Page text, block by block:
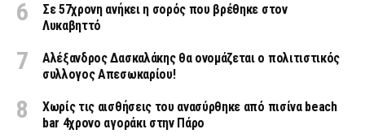
Σε 57χρονη ανήκει η σορός που βρέθηκε στον
Λυκαβηττό
Αλέξανδρος Δασκαλάκης θα ονομάζεται ο πολιτιστικός
συλλογος Απεσωκαρίου!
Χωρίς τις αισθήσεις του ανασύρθηκε από πισίνα beach
bar 4χρονο αγοράκι στην Πάρο